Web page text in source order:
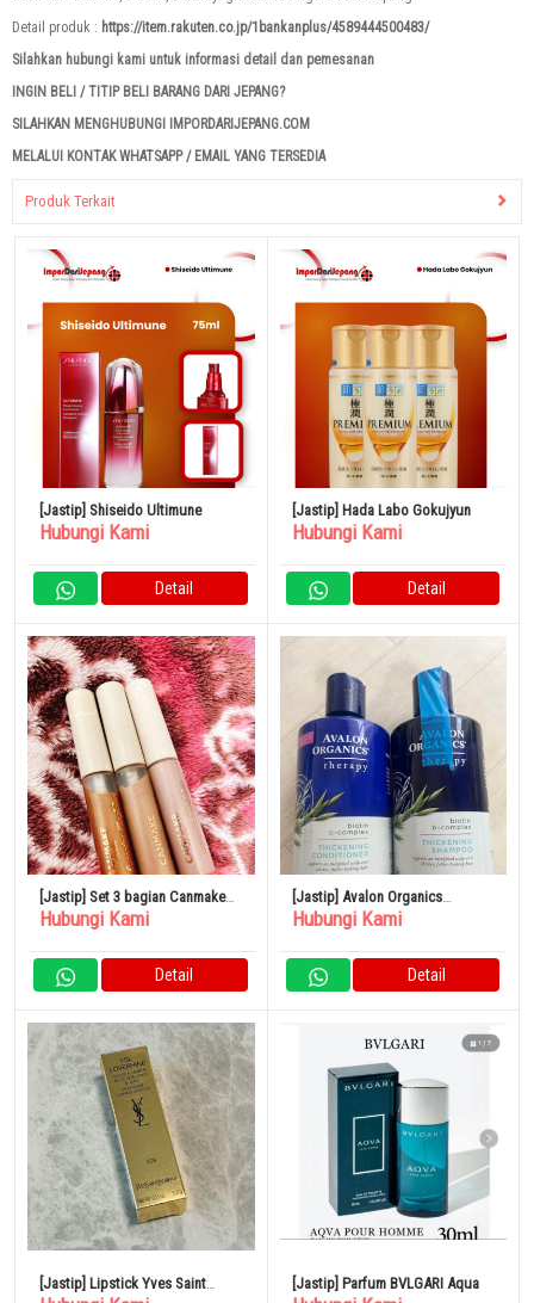
Detail produk : https://item.rakuten.co.jp/1bankanplus/4589444500483/
Silahkan hubungi kami untuk informasi detail dan pemesanan
INGIN BELI / TITIP BELI BARANG DARI JEPANG?
SILAHKAN MENGHUBUNGI IMPORDARIJEPANG.COM
MELALUI KONTAK WHATSAPP / EMAIL YANG TERSEDIA
Produk Terkait
[Jastip] Shiseido Ultimune
Hubungi Kami
Detail
[Jastip] Hada Labo Gokujyun
Hubungi Kami
Detail
[Jastip] Set 3 bagian Canmake
Eye Color Magician
Hubungi Kami
Detail
[Jastip] Avalon Organics
Thickening Shampoo &
Hubungi Kami
Detail
[Jastip] Lipstick Yves Saint
[Jastip] Parfum BVLGARI Aqua